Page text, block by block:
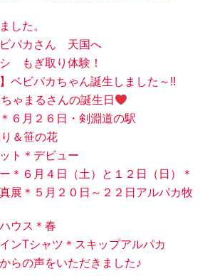
した。
ビパカさん 天国へ
シ もぎ取り体験！
】ベビパカちゃん誕生しました～!!
ゃまるさんの誕生日
６月２６日・剣淵道の駅
＆笹の花
ト＊デビュー
＊６月４日（土）と１２日（日）＊
展＊５月２０日～２２日アルパカ牧
ウス＊春
ンTシャツ＊スキップアルパカ
らの声をいただきました♪